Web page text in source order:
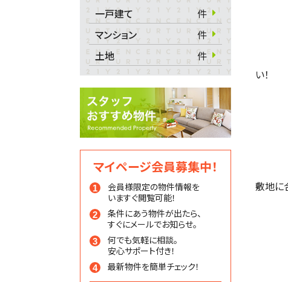
一戸建て
件
マンション
件
土地
件
マイページ会員募集中！
会員様限定の物件情報を
いますぐ閲覧可能！
条件にあう物件が出たら、
すぐにメールでお知らせ。
何でも気軽に相談。
安心サポート付き！
最新物件を簡単チェック！
い！
敷地に